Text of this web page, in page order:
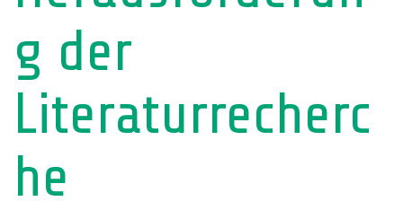
g der
Literaturrecherc
he